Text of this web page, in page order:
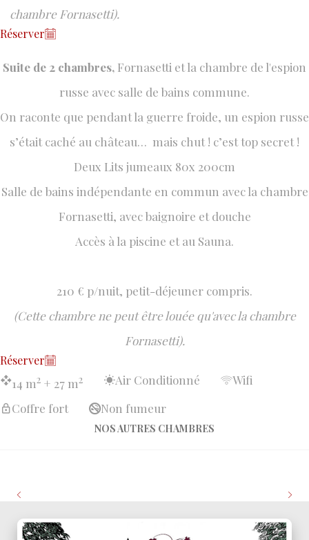
chambre Fornasetti).
Réserver
Suite de 2 chambres, Fornasetti et la chambre de l'espion
russe avec salle de bains commune.
On raconte que pendant la guerre froide, un espion russe
s’était caché au château… mais chut ! c’est top secret !
Deux Lits jumeaux 80x 200cm
Salle de bains indépendante en commun avec la chambre
Fornasetti, avec baignoire et douche
Accès à la piscine et au Sauna.
210 € p/nuit, petit-déjeuner compris.
(Cette chambre ne peut être louée qu'avec la chambre
Fornasetti).
Réserver
14 m2 + 27 m2 Air Conditionné
Wifi
Coffre fort
Non fumeur
NOS AUTRES CHAMBRES